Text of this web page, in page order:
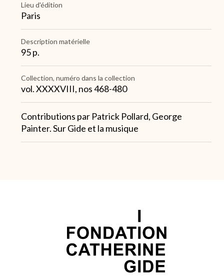
Lieu d'édition
Paris
Description matérielle
95 p.
Collection, numéro dans la collection
vol. XXXXVIII, nos 468-480
Note
1
Contributions par Patrick Pollard, George
Painter. Sur Gide et la musique